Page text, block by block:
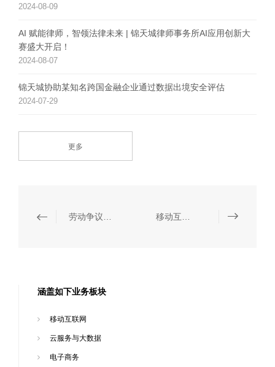
2024-08-09
AI 赋能律师，智领法律未来 | 锦天城律师事务所AI应用创新大
赛盛大开启！
2024-08-07
锦天城协助某知名跨国金融企业通过数据出境安全评估
2024-07-29
更多
涵盖如下业务板块
移动互联网
云服务与大数据
电子商务